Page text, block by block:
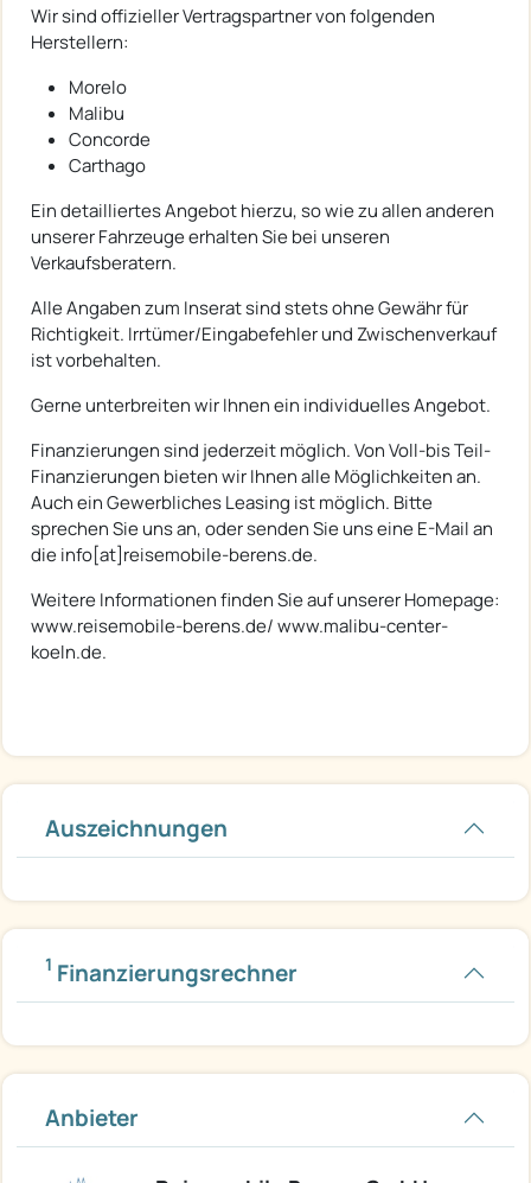
Wir sind offizieller Vertragspartner von folgenden
Herstellern:
Morelo
Malibu
Concorde
Carthago
Ein detailliertes Angebot hierzu, so wie zu allen anderen
unserer Fahrzeuge erhalten Sie bei unseren
Verkaufsberatern.
Alle Angaben zum Inserat sind stets ohne Gewähr für
Richtigkeit. Irrtümer/Eingabefehler und Zwischenverkauf
ist vorbehalten.
Gerne unterbreiten wir Ihnen ein individuelles Angebot.
Finanzierungen sind jederzeit möglich. Von Voll-bis Teil-
Finanzierungen bieten wir Ihnen alle Möglichkeiten an.
Auch ein Gewerbliches Leasing ist möglich. Bitte
sprechen Sie uns an, oder senden Sie uns eine E-Mail an
die info[at]reisemobile-berens.de.
Weitere Informationen finden Sie auf unserer Homepage:
www.reisemobile-berens.de/ www.malibu-center-
koeln.de.
Auszeichnungen
1 Finanzierungsrechner
Anbieter